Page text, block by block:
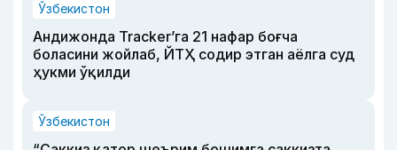
Ўзбекистон
Андижонда Tracker’га 21 нафар боғча
боласини жойлаб, ЙТҲ содир этган аёлга суд
ҳукми ўқилди
Ўзбекистон